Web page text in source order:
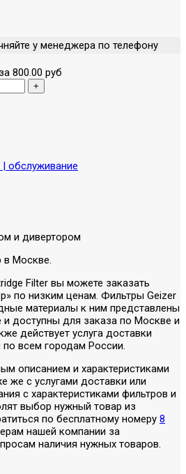
у менеджера по телефону
800.00 руб
| обслуживание
и дивертором
в Москве.
Filter вы можете заказать
по низким ценам. Фильтры Geizer
материалы к ним представлены
доступны для заказа по Москве и
действует услуга доставки
по всем городам России.
описанием и характеристиками
же с услугами доставки или
с характеристиками фильтров и
выбор нужный товар из
по бесплатному номеру 8
нашей компании за
наличия нужных товаров.